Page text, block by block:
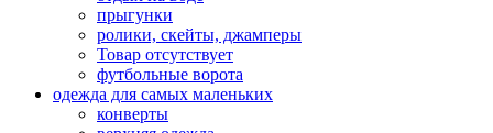
прыгунки
ролики, скейты, джамперы
Товар отсутствует
футбольные ворота
одежда для самых маленьких
конверты